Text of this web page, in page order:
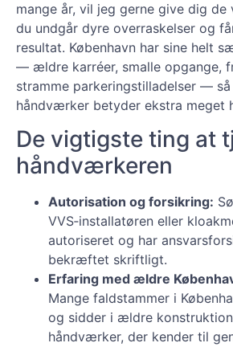
mange år, vil jeg gerne give dig de
du undgår dyre overraskelser og
resultat. København har sine helt
— ældre karréer, smalle opgange,
stramme parkeringstilladelser —
håndværker betyder ekstra meget
De vigtigste ting at
håndværkeren
Autorisation og forsikring:
VVS‑installatøren eller
autoriseret og har
bekræftet skriftligt.
Erfaring med ældre
Mange faldstammer i
og sidder i ældre
håndværker, der kender til